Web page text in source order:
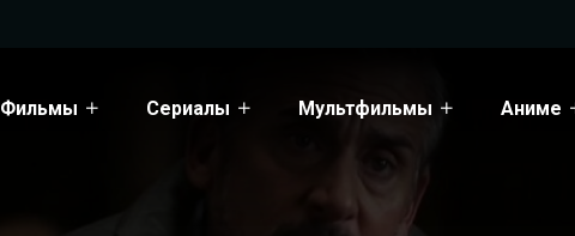
Фильмы Сериалы Мультфильмы Аниме